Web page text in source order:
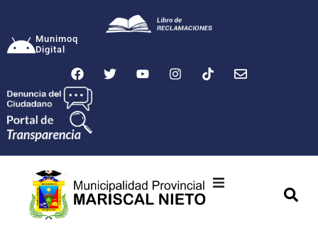
Munimoq
Digital